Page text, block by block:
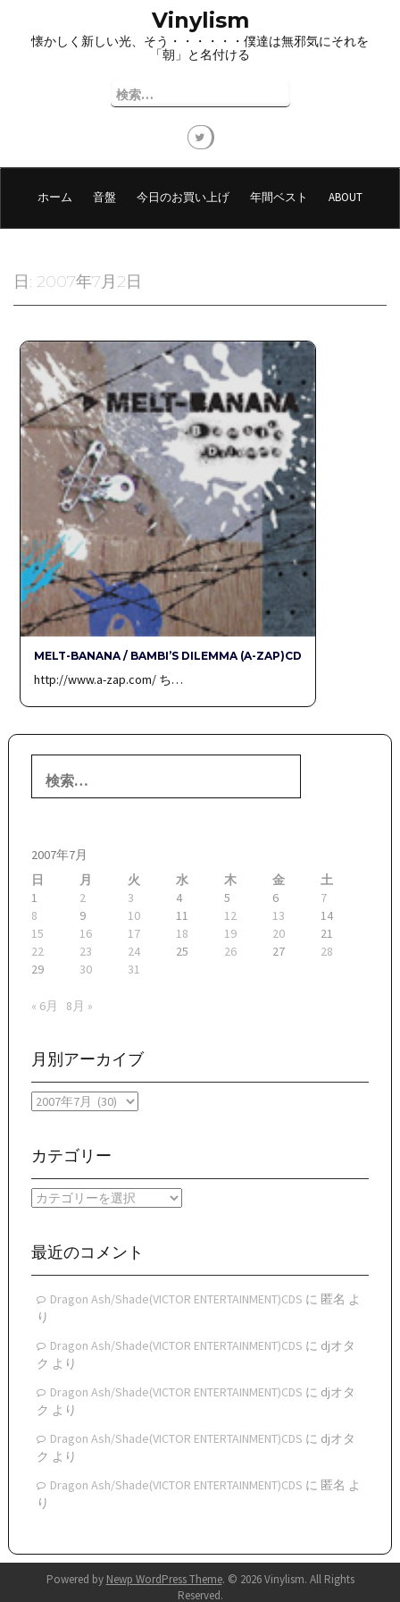
プ
Vinylism
懐かしく新しい光、そう・・・・・・僕達は無邪気にそれを
「朝」と名付ける
検
索:
ホーム 音盤 今日のお買い上げ 年間ベスト ABOUT
日: 2007年7月2日
MELT-BANANA / BAMBI’S DILEMMA (A-ZAP)CD
http://www.a-zap.com/ ち…
索:
2007年7月
日
月 火 水 木 金
土
1
2 3 4 5 6
7
8
9 10 11 12 13
14
15
16 17 18 19 20
21
22
23 24 25 26 27
28
29
30 31
« 6月 8月 »
月別アーカイブ
月
ー
イ
ブ
カテゴリー
カ
リ
最近のコメント
Dragon Ash/Shade(VICTOR ENTERTAINMENT)CDS に 匿名 よ
り
Dragon Ash/Shade(VICTOR ENTERTAINMENT)CDS に djオタ
ク より
Dragon Ash/Shade(VICTOR ENTERTAINMENT)CDS に djオタ
ク より
Dragon Ash/Shade(VICTOR ENTERTAINMENT)CDS に djオタ
ク より
Dragon Ash/Shade(VICTOR ENTERTAINMENT)CDS に 匿名 よ
り
Powered by Newp WordPress Theme. © 2026 Vinylism. All Rights
Reserved.